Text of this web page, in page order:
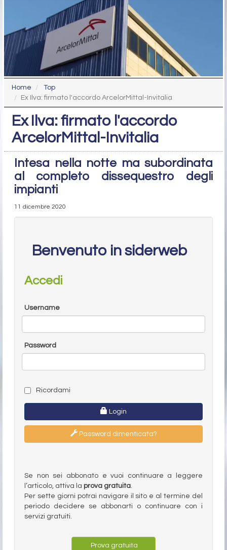
Home
Top
Ex Ilva: firmato l'accordo ArcelorMittal-Invitalia
Ex Ilva: firmato l'accordo
ArcelorMittal-Invitalia
Intesa nella notte ma subordinata
al completo dissequestro degli
impianti
11 dicembre 2020
Benvenuto in siderweb
Accedi
Username
Password
Ricordami
Login
Password dimenticata?
Se non sei abbonato e vuoi continuare a leggere
l’articolo, attiva la prova gratuita.
Per sette giorni potrai navigare il sito e al termine del
periodo decidere se abbonarti o continuare con i
servizi gratuiti.
Prova gratuita